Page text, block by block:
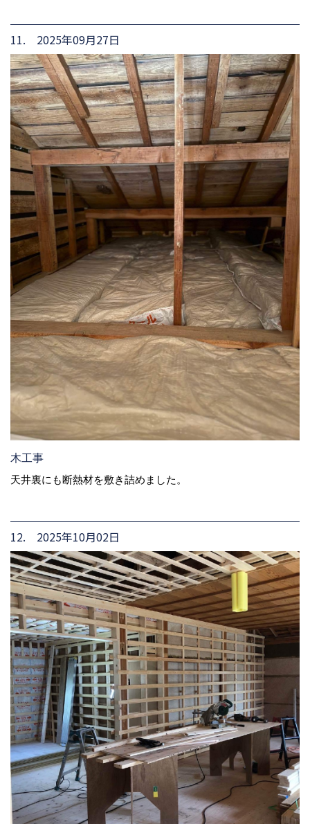
11. 2025年09月27日
木工事
天井裏にも断熱材を敷き詰めました。
12. 2025年10月02日